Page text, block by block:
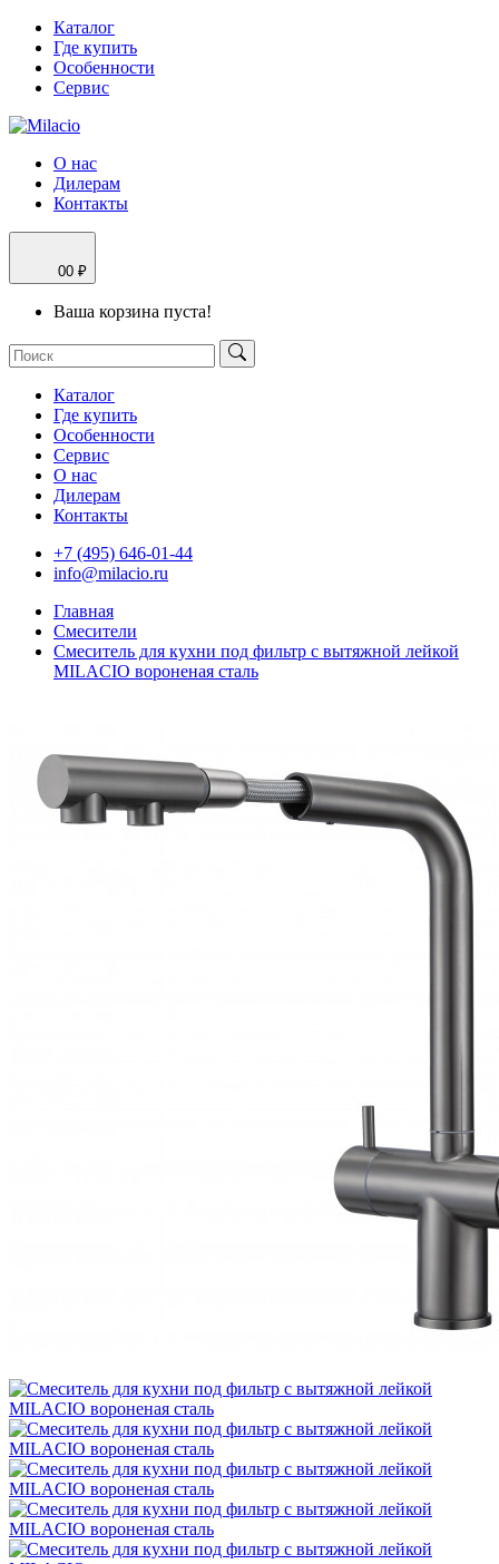
Каталог
Где купить
Особенности
Сервис
О нас
Дилерам
Контакты
00 ₽
Ваша корзина пуста!
Каталог
Где купить
Особенности
Сервис
О нас
Дилерам
Контакты
+7 (495) 646-01-44
info@milacio.ru
Главная
Смесители
Смеситель для кухни под фильтр с вытяжной лейкой
MILACIO вороненая сталь